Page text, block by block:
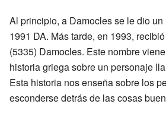
Al principio, a Damocles se le dio un
1991 DA. Más tarde, en 1993,
(5335) Damocles. Este nombre
historia griega sobre un personaje
Esta historia nos enseña sobre los
esconderse detrás de las cosas